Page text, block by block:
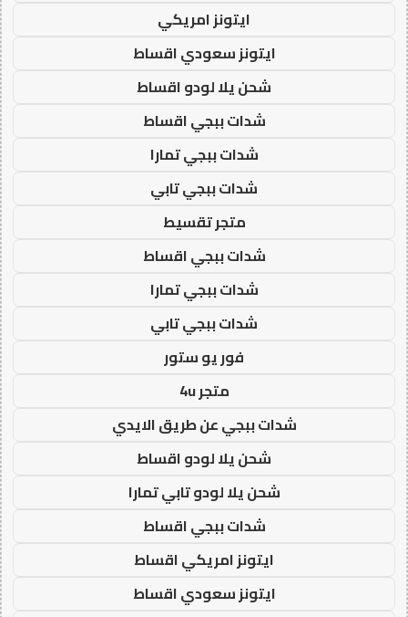
ايتونز امريكي
ايتونز سعودي اقساط
شحن يلا لودو اقساط
شدات ببجي اقساط
شدات ببجي تمارا
شدات ببجي تابي
متجر تقسيط
شدات ببجي اقساط
شدات ببجي تمارا
شدات ببجي تابي
فور يو ستور
متجر 4u
شدات ببجي عن طريق الايدي
شحن يلا لودو اقساط
شحن يلا لودو تابي تمارا
شدات ببجي اقساط
ايتونز امريكي اقساط
ايتونز سعودي اقساط